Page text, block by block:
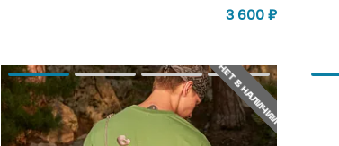
3 600 ₽
НЕТ В НАЛИЧИИ